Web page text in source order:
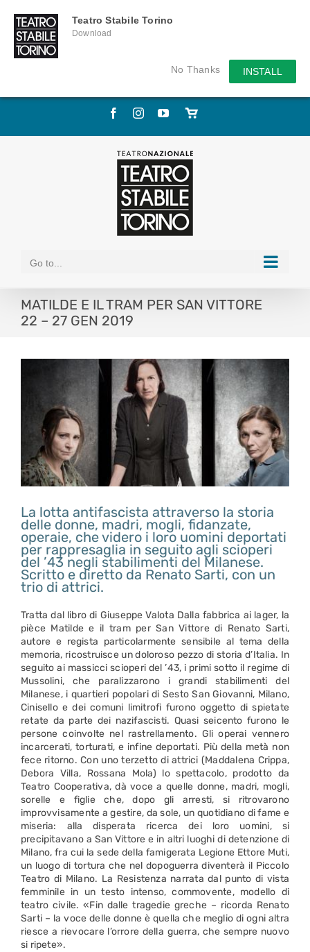
Teatro Stabile Torino
Download
No Thanks INSTALL
Skip
FacebookInstagramYouTube
Store
Go to...
MATILDE E IL TRAM PER SAN VITTORE
22 – 27 GEN 2019
La lotta antifascista attraverso la storia
delle donne, madri, mogli, fidanzate,
operaie, che videro i loro uomini deportati
per rappresaglia in seguito agli scioperi
del ’43 negli stabilimenti del Milanese.
Scritto e diretto da Renato Sarti, con un
trio di attrici.
Tratta dal libro di Giuseppe Valota Dalla fabbrica ai lager, la
pièce Matilde e il tram per San Vittore di Renato Sarti,
autore e regista particolarmente sensibile al tema della
memoria, ricostruisce un doloroso pezzo di storia d’Italia. In
seguito ai massicci scioperi del ’43, i primi sotto il regime di
Mussolini, che paralizzarono i grandi stabilimenti del
Milanese, i quartieri popolari di Sesto San Giovanni, Milano,
Cinisello e dei comuni limitrofi furono oggetto di spietate
retate da parte dei nazifascisti. Quasi seicento furono le
persone coinvolte nel rastrellamento. Gli operai vennero
incarcerati, torturati, e infine deportati. Più della metà non
fece ritorno. Con uno terzetto di attrici (Maddalena Crippa,
Debora Villa, Rossana Mola) lo spettacolo, prodotto da
Teatro Cooperativa, dà voce a quelle donne, madri, mogli,
sorelle e figlie che, dopo gli arresti, si ritrovarono
improvvisamente a gestire, da sole, un quotidiano di fame e
miseria: alla disperata ricerca dei loro uomini, si
precipitavano a San Vittore e in altri luoghi di detenzione di
Milano, fra cui la sede della famigerata Legione Ettore Muti,
un luogo di tortura che nel dopoguerra diventerà il Piccolo
Teatro di Milano. La Resistenza narrata dal punto di vista
femminile in un testo intenso, commovente, modello di
teatro civile. «Fin dalle tragedie greche – ricorda Renato
Sarti – la voce delle donne è quella che meglio di ogni altra
riesce a rievocare l’orrore della guerra, che sempre nuovo
si ripete».